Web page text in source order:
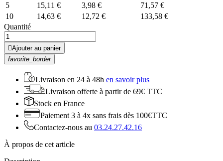
5
15,11 € 3,98 €
71,57 €
10
14,63 € 12,72 €
133,58 €
Quantité
Ajouter au panier
favorite_border
Livraison en 24 à 48h en savoir plus
Livraison offerte à partir de 69€ TTC
Stock en France
Paiement 3 à 4x sans frais dès 100€TTC
Contactez-nous au 03.24.27.42.16
À propos de cet article